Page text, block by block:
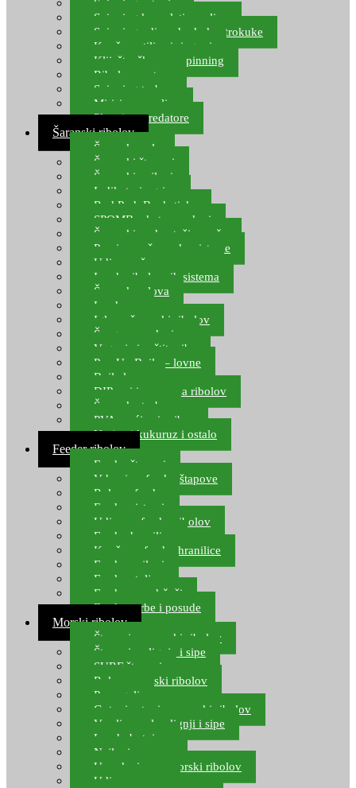
Spinning setovi
Spinning kompleti varalica
Spinning udice, dvokuke, trokuke
Kopče, vrtilice i ringovi
Kliješta, škare za spinning
Ribolov pastrve
Spinning torbe
Mirisi za varalice
Plovci za predatore
Šaranski ribolov
Šaranske role
Šaranski štapovi
Šaranski najloni
Indikatori ugriza
Rod Pod, Banksticks
SPOMB rakete, markeri
Šaranski podmetači, mreže
Pernice za šaranske sisteme
Udice za šarana, amura
Izrada ribolovnih sistema
Šaranska olova
Leadcore
Igle za šaranski ribolov
Špage, upredenice
Vaganje i zaštita ribe
Pop Up Boile – lovne
Boile lovne
DIP-ovi i arome za ribolov
Šaranske torbe
PVA vrećice i pribor
Umjetni kukuruz i ostalo
Feeder ribolov
Feeder štapovi
Vrhovi za feeder štapove
Role za feeder
Feeder sistemi
Udice za feeder ribolov
Feeder hranilice
Kopče za feeder hranilice
Feeder najloni
Feeder stolice
Feeder arm držači
Feeder torbe i posude
Morski ribolov
Štapovi za morski ribolov
Štapovi za lignje i sipe
SURF štapovi
Role za morski ribolov
Parangali
Gotovi setovi za morski ribolov
Varalice za lov lignji i sipe
Lov hobotnice
Najloni za more
Upredenice za morski ribolov
Udice za more